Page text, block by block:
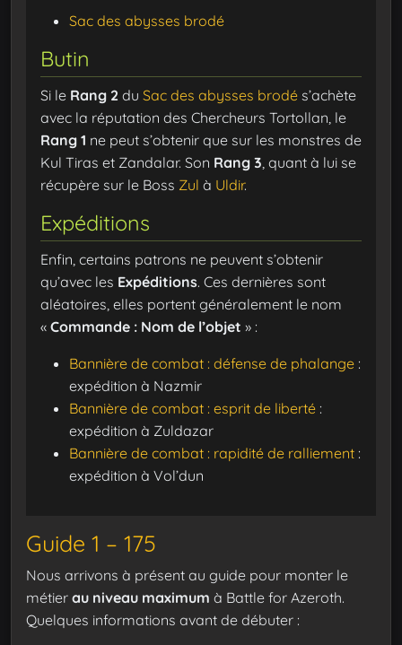
Sac des abysses brodé
Butin
Si le Rang 2 du Sac des abysses brodé s’achète
avec la réputation des Chercheurs Tortollan, le
Rang 1 ne peut s’obtenir que sur les monstres de
Kul Tiras et Zandalar. Son Rang 3 , quant à lui se
récupère sur le Boss Zul à Uldir.
Expéditions
Enfin, certains patrons ne peuvent s’obtenir
qu’avec les Expéditions. Ces dernières sont
aléatoires, elles portent généralement le nom
« Commande : Nom de l’objet » :
Bannière de combat : défense de phalange :
expédition à Nazmir
Bannière de combat : esprit de liberté :
expédition à Zuldazar
Bannière de combat : rapidité de ralliement :
expédition à Vol’dun
Guide 1 – 175
Nous arrivons à présent au guide pour monter le
métier au niveau maximum à Battle for Azeroth.
Quelques informations avant de débuter :